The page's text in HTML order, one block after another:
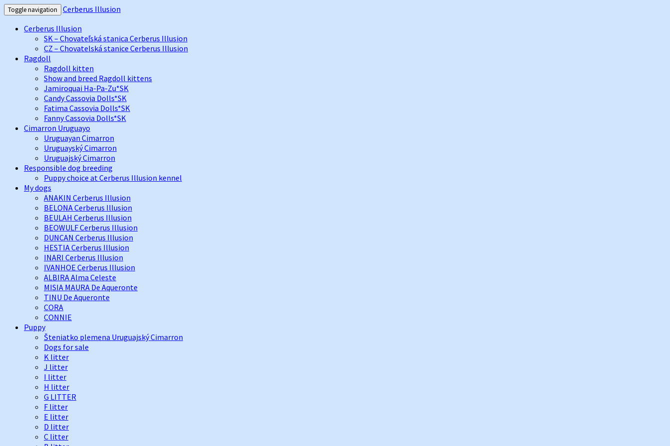
Toggle navigation
Cerberus Illusion
Cerberus Illusion
SK – Chovateľská stanica Cerberus Illusion
CZ – Chovatelská stanice Cerberus Illusion
Ragdoll
Ragdoll kitten
Show and breed Ragdoll kittens
Jamiroquai Ha-Pa-Zu*SK
Candy Cassovia Dolls*SK
Fatima Cassovia Dolls*SK
Fanny Cassovia Dolls*SK
Cimarron Uruguayo
Uruguayan Cimarron
Uruguayský Cimarron
Uruguajský Cimarron
Responsible dog breeding
Puppy choice at Cerberus Illusion kennel
My dogs
ANAKIN Cerberus Illusion
BELONA Cerberus Illusion
BEULAH Cerberus Illusion
BEOWULF Cerberus Illusion
DUNCAN Cerberus Illusion
HESTIA Cerberus Illusion
INARI Cerberus Illusion
IVANHOE Cerberus Illusion
ALBIRA Alma Celeste
MISIA MAURA De Aqueronte
TINU De Aqueronte
CORA
CONNIE
Puppy
Šteniatko plemena Uruguajský Cimarron
Dogs for sale
K litter
J litter
I litter
H litter
G LITTER
F litter
E litter
D litter
C litter